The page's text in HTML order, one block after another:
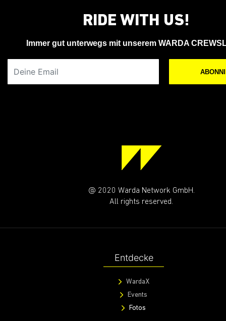
RIDE WITH US!
Immer gut unterwegs mit unserem WARDA
@ 2020 Warda Network GmbH.
All rights reserved.
Entdecke
WardaX
Events
Fotos